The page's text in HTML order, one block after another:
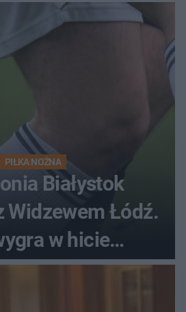
PIŁKA NOŻNA
Białystok
Widzewem Łódź.
w hicie